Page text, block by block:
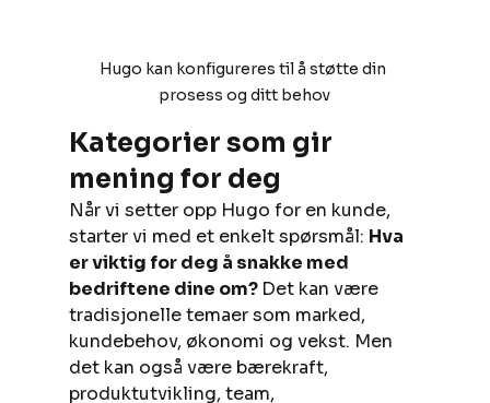
Hugo kan konfigureres til å støtte din
prosess og ditt behov
Kategorier som gir
mening for deg
Når vi setter opp Hugo for en kunde,
starter vi med et enkelt spørsmål: Hva
er viktig for deg å snakke med
bedriftene dine om? Det kan være
tradisjonelle temaer som marked,
kundebehov, økonomi og vekst. Men
det kan også være bærekraft,
produktutvikling, team,